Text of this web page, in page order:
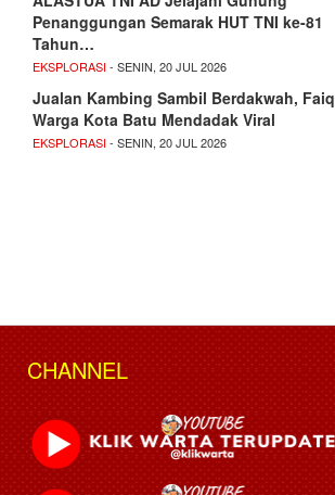
Penanggungan Semarak HUT TNI ke-81
Tahun…
EKSPLORASI- SENIN, 20 JUL 2026
Jualan Kambing Sambil Berdakwah, Faiq
Warga Kota Batu Mendadak Viral
EKSPLORASI- SENIN, 20 JUL 2026
CHANNEL